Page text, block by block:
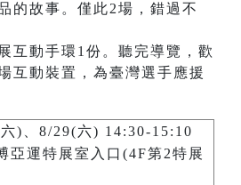
的故事。僅此2場，錯過不
互動手環1份。聽完導覽，歡
互動裝置，為臺灣選手應援
)、8/29(六) 14:30-15:10
亞運特展室入口(4F第2特展